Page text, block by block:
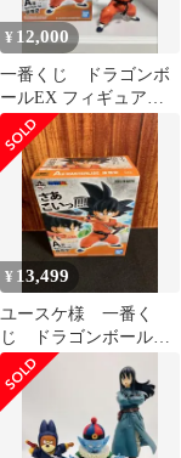
¥ 12,000
一番くじ ドラゴンボ
ールEX フィギュア A
賞 孫悟空 国内正規
品
¥ 13,499
ユースケ様 一番く
じ ドラゴンボール
摩訶不思議大冒険A賞